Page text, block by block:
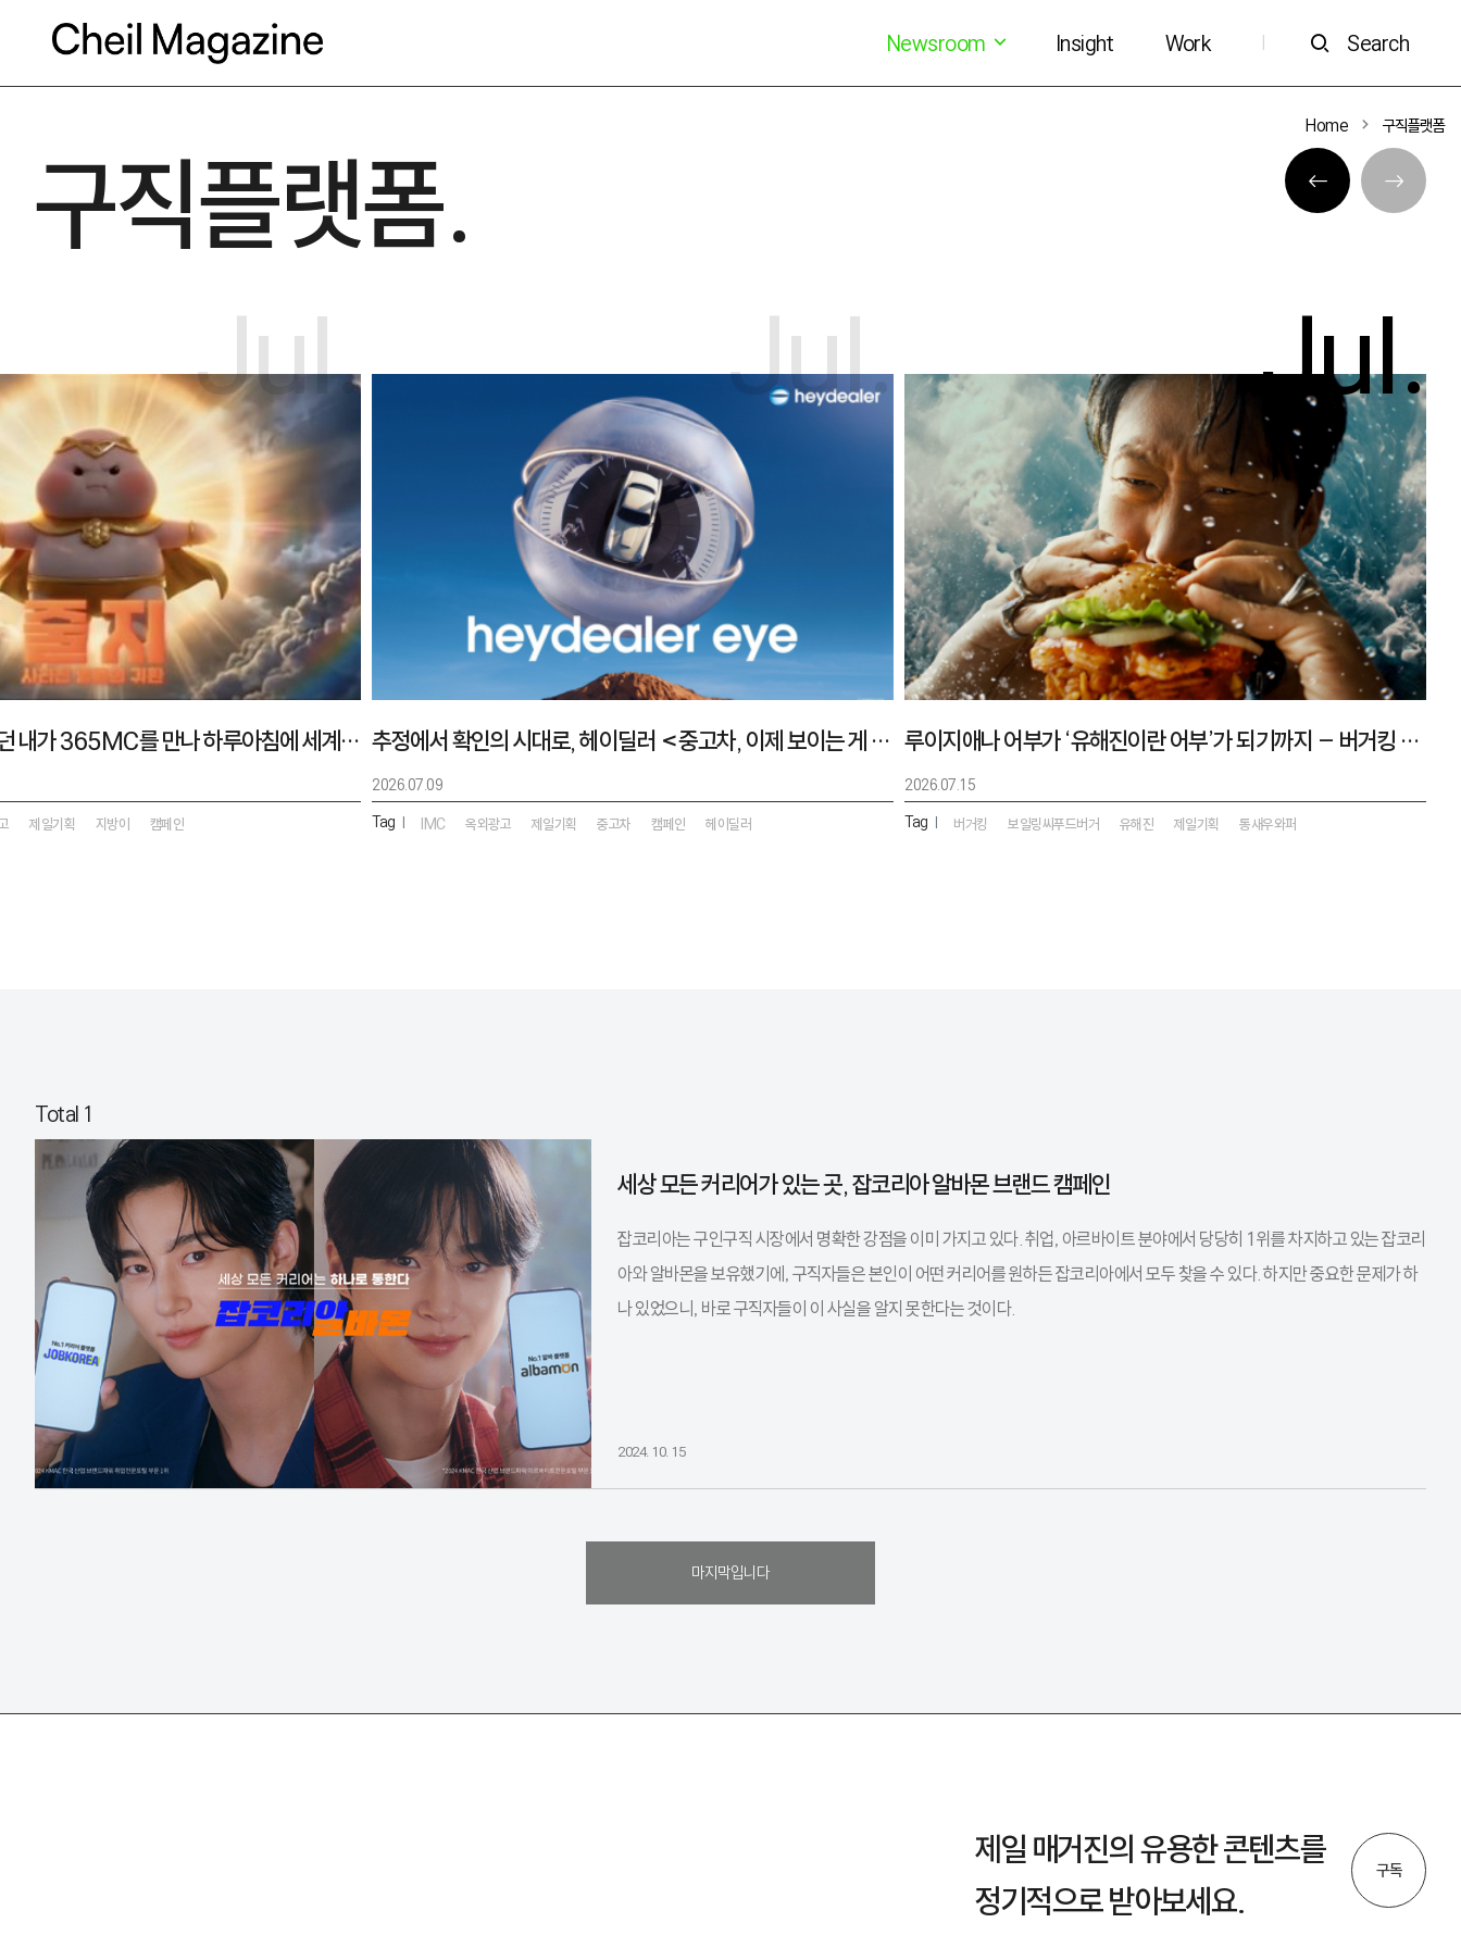
Newsroom Insight Work Search
Home 구직플랫폼
구직플랫폼.
Jul.
루이지애나 어부가 ‘유해진이란 어부’가 되기까지 – 버거킹 보일링씨푸드버거 캠페인
2026.07.15
Tag | 버거킹 보일링씨푸드버거 유해진 제일기획 통새우와퍼
Jul.
추정에서 확인의 시대로, 헤이딜러 <중고차, 이제 보이는 게 다야>
2026.07.09
Tag | IMC 옥외광고 제일기획 중고차 캠페인 헤이딜러
Jul.
지방이라고 무시받던 내가 365MC를 만나 하루아침에 세계를 구할 영웅이 되어버린 건에 대하여
제일기획 지방이 캠페인
Total 1
세상 모든 커리어가 있는 곳, 잡코리아 알바몬 브랜드 캠페인
잡코리아는 구인구직 시장에서 명확한 강점을 이미 가지고 있다. 취업, 아르바이트 분야에서 당당히 1위를 차지하고 있는 잡코리
아와 알바몬을 보유했기에, 구직자들은 본인이 어떤 커리어를 원하든 잡코리아에서 모두 찾을 수 있다. 하지만 중요한 문제가 하
나 있었으니, 바로 구직자들이 이 사실을 알지 못한다는 것이다.
2024. 10. 15
마지막입니다
제일 매거진의 유용한 콘텐츠를
정기적으로 받아보세요.
구독